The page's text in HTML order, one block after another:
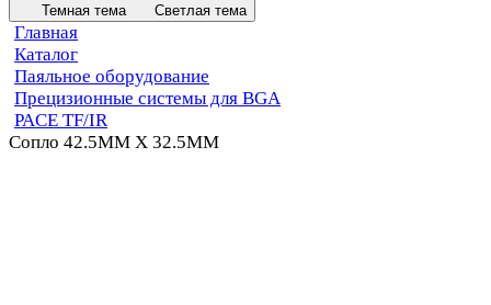
Темная тема Светлая тема
Главная
Каталог
Паяльное оборудование
Прецизионные системы для BGA
PACE TF/IR
Сопло 42.5MM X 32.5MM